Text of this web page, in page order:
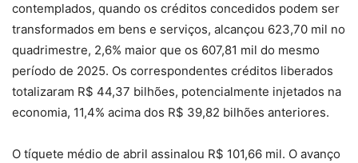
contemplados, quando os créditos concedidos podem ser
transformados em bens e serviços, alcançou 623,70 mil no
quadrimestre, 2,6% maior que os 607,81 mil do mesmo
período de 2025. Os correspondentes créditos liberados
totalizaram R$ 44,37 bilhões, potencialmente injetados na
economia, 11,4% acima dos R$ 39,82 bilhões anteriores.
O tíquete médio de abril assinalou R$ 101,66 mil. O avanço